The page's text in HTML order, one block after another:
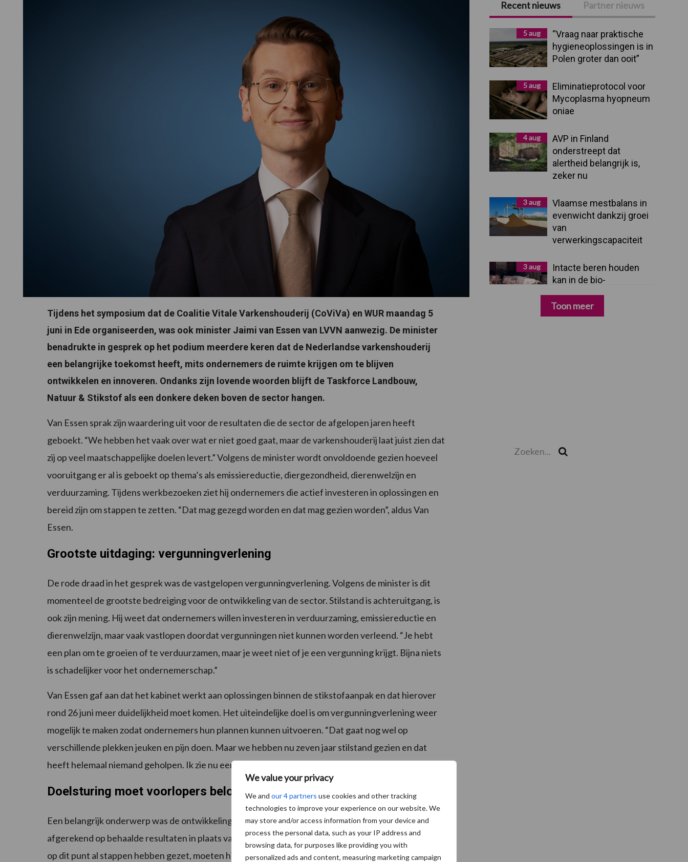
We value your privacy
We and our 4 partners use cookies and other tracking
technologies to improve your experience on our website. We
may store and/or access information from your device and
process the personal data, such as your IP address and
browsing data, for purposes like providing you with
personalized ads and content, measuring marketing campaign
Tijdens het symposium dat de Coalitie Vitale Varkenshouderij (CoViVa) en WUR maandag 5
juni in Ede organiseerden, was ook minister Jaimi van Essen van LVVN aanwezig. De minister
benadrukte in gesprek op het podium meerdere keren dat de Nederlandse varkenshouderij
een belangrijke toekomst heeft, mits ondernemers de ruimte krijgen om te blijven
ontwikkelen en innoveren. Ondanks zijn lovende woorden blijft de Taskforce Landbouw,
Natuur & Stikstof als een donkere deken boven de sector hangen.
Van Essen sprak zijn waardering uit voor de resultaten die de sector de afgelopen jaren heeft
geboekt. “We hebben het vaak over wat er niet goed gaat, maar de varkenshouderij laat juist zien dat
zij op veel maatschappelijke doelen levert.” Volgens de minister wordt onvoldoende gezien hoeveel
vooruitgang er al is geboekt op thema’s als emissiereductie, diergezondheid, dierenwelzijn en
verduurzaming. Tijdens werkbezoeken ziet hij ondernemers die actief investeren in oplossingen en
bereid zijn om stappen te zetten. “Dat mag gezegd worden en dat mag gezien worden”, aldus Van
Essen.
Grootste uitdaging: vergunningverlening
De rode draad in het gesprek was de vastgelopen vergunningverlening. Volgens de minister is dit
momenteel de grootste bedreiging voor de ontwikkeling van de sector. Stilstand is achteruitgang, is
ook zijn mening. Hij weet dat ondernemers willen investeren in verduurzaming, emissiereductie en
dierenwelzijn, maar vaak vastlopen doordat vergunningen niet kunnen worden verleend. “Je hebt
een plan om te groeien of te verduurzamen, maar je weet niet of je een vergunning krijgt. Bijna niets
is schadelijker voor het ondernemerschap.”
Van Essen gaf aan dat het kabinet werkt aan oplossingen binnen de stikstofaanpak en dat hierover
rond 26 juni meer duidelijkheid moet komen. Het uiteindelijke doel is om vergunningverlening weer
mogelijk te maken zodat ondernemers hun plannen kunnen uitvoeren. “Dat gaat nog wel op
verschillende plekken jeuken en pijn doen. Maar we hebben nu zeven jaar stilstand gezien en dat
heeft helemaal niemand geholpen. Ik zie nu een breed draagvlak om door te stoten.”
Doelsturing moet voorlopers belonen
Een belangrijk onderwerp was de ontwikkeling van doelsturing. Daarbij worden ondernemers
afgerekend op behaalde resultaten in plaats van op voorgeschreven maatregelen. Ondernemers die
op dit punt al stappen hebben gezet, moeten hier volgens Van Essen voor worden beloond. Hij weet
Primaire
Sidebar
Recent nieuws Partner nieuws
5 aug
“Vraag naar praktische
hygieneoplossingen is in
Polen groter dan ooit”
5 aug
Eliminatieprotocol voor
Mycoplasma hyopneum
oniae
4 aug
AVP in Finland
onderstreept dat
alertheid belangrijk is,
zeker nu
3 aug
Vlaamse mestbalans in
evenwicht dankzij groei
van
verwerkingscapaciteit
3 aug
Intacte beren houden
kan in de bio-
varkenshouderij, maar
dan moet alles kloppen
Toon meer